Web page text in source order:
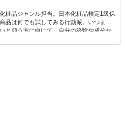
粧品ジャンル担当。日本化粧品検定1級保
品は何でも試してみる行動派。いつまで
と願う方に向けて、自分の経験や成分か